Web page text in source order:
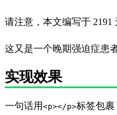
这又是一个晚期强迫症患
实现效果
一句话用 <p></p>标签包裹